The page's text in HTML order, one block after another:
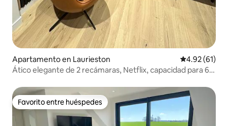
Apartamento en Laurieston Calificación
4.92 (61)
Ático elegante de 2 recámaras, Netflix, capacidad para 6
Favorito entre huéspedes
Favorito entre huéspedes